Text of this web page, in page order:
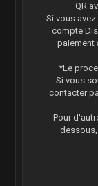
QR
Si vous
compte
paiement
*Le
Si vous
contacter
Pour